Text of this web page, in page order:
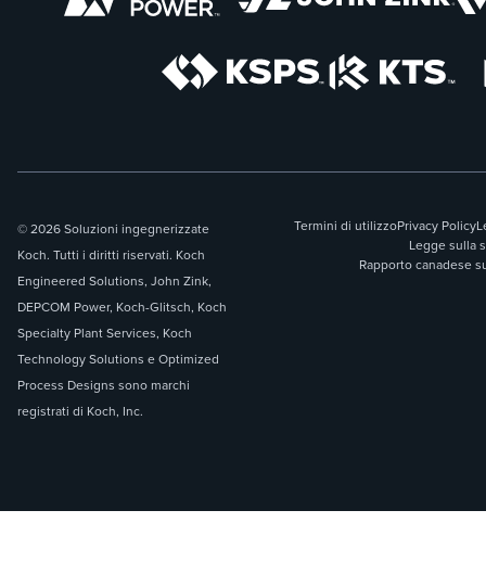
© 2026 Soluzioni ingegnerizzate
Koch. Tutti i diritti riservati. Koch
Engineered Solutions, John Zink,
DEPCOM Power, Koch-Glitsch, Koch
Specialty Plant Services, Koch
Technology Solutions e Optimized
Process Designs sono marchi
registrati di Koch, Inc.
Termini di utilizzoPrivacy Policy
Legge sulla
Rapporto canadese